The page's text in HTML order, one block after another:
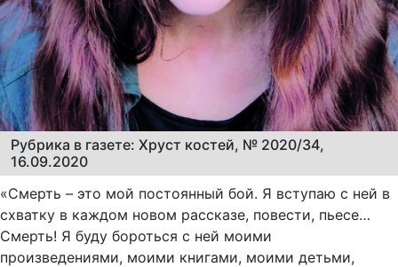
Рубрика в газете: Хруст костей, № 2020/34,
16.09.2020
«Смерть – это мой постоянный бой. Я вступаю с ней в
схватку в каждом новом рассказе, повести, пьесе…
Смерть! Я буду бороться с ней моими
произведениями, моими книгами, моими детьми,